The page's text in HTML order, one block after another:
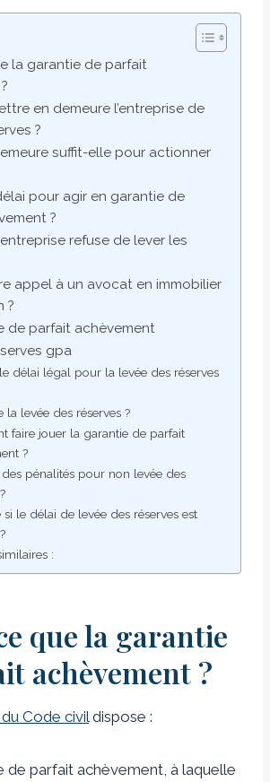
la garantie de parfait
en demeure l’entreprise de
?
suffit-elle pour actionner
pour agir en garantie de
?
refuse de lever les
appel à un avocat en immobilier
?
de parfait achèvement
gpa
délai légal pour la levée des réserves
la levée des réserves ?
faire jouer la garantie de parfait
?
des pénalités pour non levée des
si le délai de levée des réserves est
:
que la garantie
achèvement ?
Code civildispose :
de parfait achèvement, à laquelle